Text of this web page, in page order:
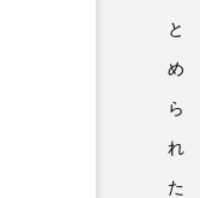
と
め
ら
れ
た